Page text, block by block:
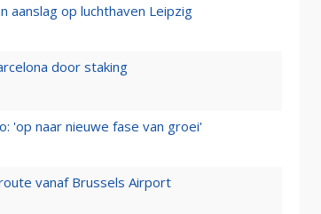
aanslag op luchthaven Leipzig
door staking
'op naar nieuwe fase van groei'
vanaf Brussels Airport